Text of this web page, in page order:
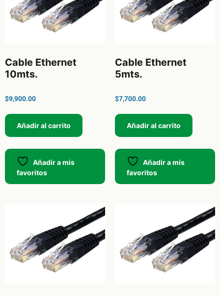
Cable Ethernet
10mts.
$9,900.00
Añadir al carrito
Añadir a mis
favoritos
Cable Ethernet
5mts.
$7,700.00
Añadir al carrito
Añadir a mis
favoritos